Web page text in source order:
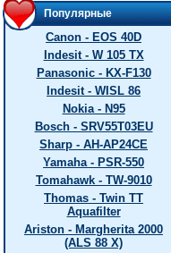
Популярные
Canon - EOS 40D
Indesit - W 105 TX
Panasonic - KX-F130
Indesit - WISL 86
Nokia - N95
Bosch - SRV55T03EU
Sharp - AH-AP24CE
Yamaha - PSR-550
Tomahawk - TW-9010
Thomas - Twin TT
Aquafilter
Ariston - Margherita 2000
(ALS 88 X)